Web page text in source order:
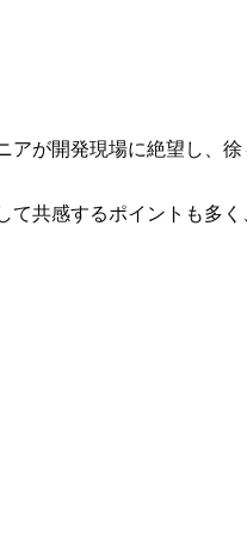
が開発現場に絶望し、
共感するポイントも多